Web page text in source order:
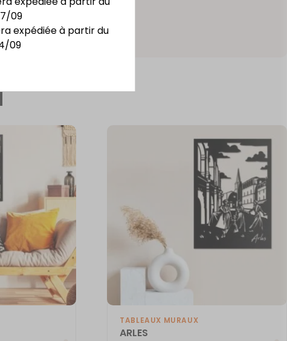
09
expédiée à partir du
09
TABLEAUX MURAUX
ARLES